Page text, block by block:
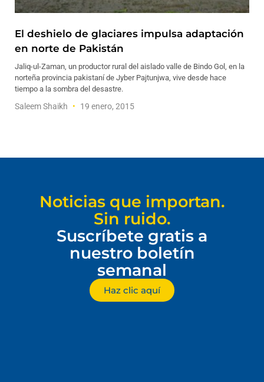
El deshielo de glaciares impulsa adaptación
en norte de Pakistán
Jaliq-ul-Zaman, un productor rural del aislado valle de Bindo Gol, en la
norteña provincia pakistaní de Jyber Pajtunjwa, vive desde hace
tiempo a la sombra del desastre.
Saleem Shaikh 19 enero, 2015
Noticias que importan.
Sin ruido.
Suscríbete gratis a
nuestro boletín
semanal
Haz clic aquí